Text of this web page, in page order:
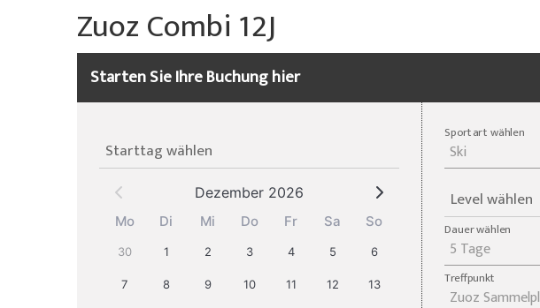
Willy's Skiverleih
Skitickets
Unser Restaurant
Spezialangebote
Skeacher
Skitickets
Unser Restaurant
Colani Skiverleih
Skitickets La Punt
La Punt
Über die Skischule
Partner & Sponsoren
Zuoz Combi 12J
Starten Sie Ihre Buchung hier
Starttag wählen
Dezember 2026
Mo Di Mi Do Fr Sa So
30 1 2 3 4 5 6
7 8 9 10 11 12 13
Sportart wählen
Level wählen
Dauer wählen
Treffpunkt